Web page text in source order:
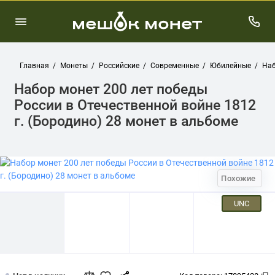
Главная Монеты Российские Современные Юбилейные
Набор монет 200 лет победы
России в Отечественной войне 1812
г. (Бородино) 28 монет в альбоме
Похожие
UNC